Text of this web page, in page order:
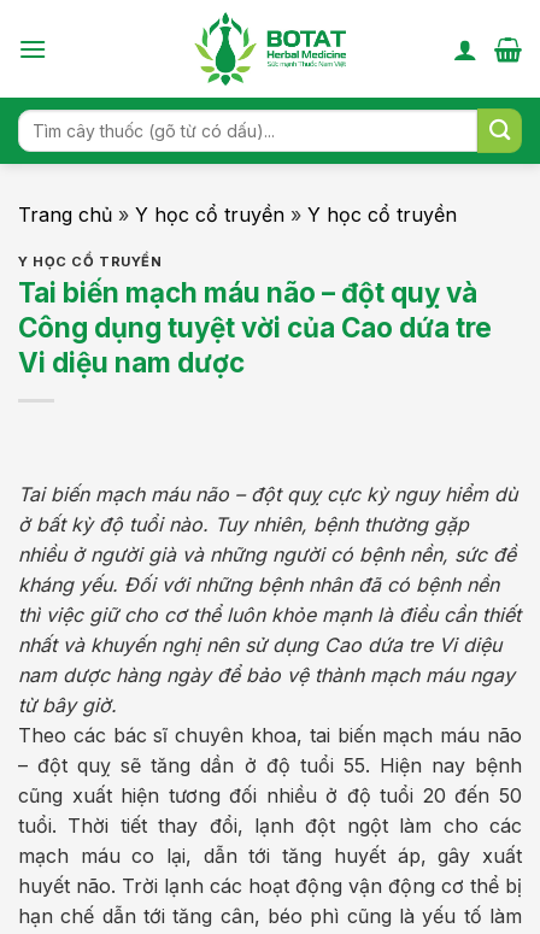
Search
for:
Trang chủ » Y học cổ truyền » Y học cổ truyền
Y HỌC CỔ TRUYỀN
Tai biến mạch máu não – đột quỵ và
Công dụng tuyệt vời của Cao dứa tre
Vi diệu nam dược
Tai biến mạch máu não – đột quỵ cực kỳ nguy hiểm dù
ở bất kỳ độ tuổi nào. Tuy nhiên, bệnh thường gặp
nhiều ở người già và những người có bệnh nền, sức đề
kháng yếu. Đối với những bệnh nhân đã có bệnh nền
thì việc giữ cho cơ thể luôn khỏe mạnh là điều cần thiết
nhất và khuyến nghị nên sử dụng Cao dứa tre Vi diệu
nam dược hàng ngày để bảo vệ thành mạch máu ngay
từ bây giờ.
Theo các bác sĩ chuyên khoa, tai biến mạch máu não
– đột quỵ sẽ tăng dần ở độ tuổi 55. Hiện nay bệnh
cũng xuất hiện tương đối nhiều ở độ tuổi 20 đến 50
tuổi. Thời tiết thay đổi, lạnh đột ngột làm cho các
mạch máu co lại, dẫn tới tăng huyết áp, gây xuất
huyết não. Trời lạnh các hoạt động vận động cơ thể bị
hạn chế dẫn tới tăng cân, béo phì cũng là yếu tố làm